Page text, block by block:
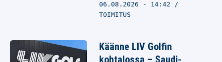
06.08.2026 - 14:42
TOIMITUS
Käänne LIV Golfin
kohtalossa – Saudi-